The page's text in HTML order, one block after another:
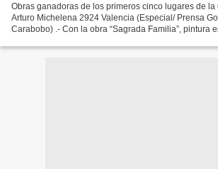
Obras ganadoras de los primeros cinco lugares de
Arturo Michelena 2924 Valencia (Especial/ Prensa
Carabobo) .- Con la obra “Sagrada Familia”, pintura